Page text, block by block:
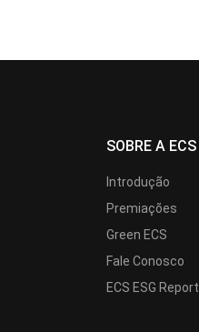
SOBRE A ECS
Introdução
Premiações
Green ECS
Fale Conosco
ECS ESG Report